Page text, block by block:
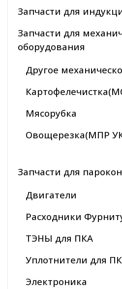
Запчасти для
Запчасти для
оборудования
Другое
Мясорубка
Овощерезка(МПР
Запчасти для
Двигатели
Расходники
ТЭНЫ для ПКА
Уплотнители для
Электроника